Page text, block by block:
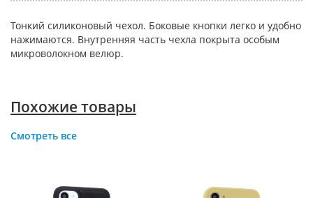
Тонкий силиконовый чехол. Боковые кнопки легко и удобно
нажимаются. Внутренняя часть чехла покрыта особым
микроволокном велюр.
Похожие товары
Смотреть все